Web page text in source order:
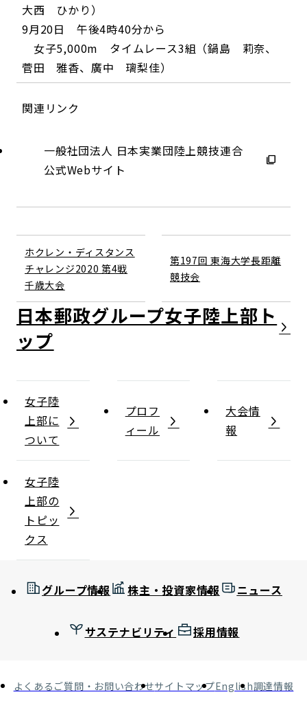
大西 ひかり）
9月20日 午後4時40分から
女子5,000m タイムレース3組（鍋島 莉奈、
菅田 雅香、廣中 璃梨佳）
関連リンク
一般社団法人 日本実業団陸上競技連合
公式Webサイト
ホクレン・ディスタンス
チャレンジ2020 第4戦
千歳大会
第197回 東海大学長距離
競技会
日本郵政グループ女子陸上部
女子陸
上部に
ついて
プロフ
ィール
大会情
報
女子陸
上部の
トピッ
クス
グループ情報 株主・投資家情報 ニュース
サステナビリティ 採用情報
よくあるご質問・お問い合わせサイトマップEnglish調達情報